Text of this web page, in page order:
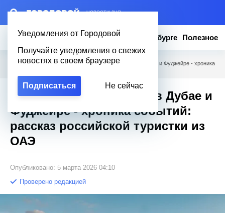
– НОВОСТИ ДНЯ
Уведомления от Городовой
Получайте уведомления о свежих
новостях в своем браузере
Подписаться Не сейчас
Новости Эксклюзив Вопросы о Петербурге Полезное
Городовой Полезное / Что сейчас происходит в Дубае и Фуджейре - хроника
Что сейчас происходит в Дубае и
Фуджейре - хроника событий:
рассказ российской туристки из
ОАЭ
Опубликовано: 5 марта 2026 04:10
Проверено редакцией